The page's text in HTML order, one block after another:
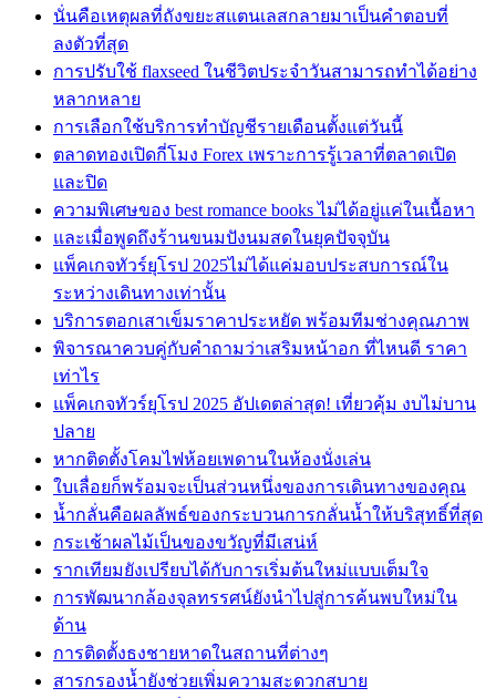
นั่นคือเหตุผลที่ถังขยะสแตนเลสกลายมาเป็นคำตอบที่
ลงตัวที่สุด
การปรับใช้ flaxseed ในชีวิตประจำวันสามารถทำได้อย่าง
หลากหลาย
การเลือกใช้บริการทำบัญชีรายเดือนตั้งแต่วันนี้
ตลาดทองเปิดกี่โมง Forex เพราะการรู้เวลาที่ตลาดเปิด
และปิด
ความพิเศษของ best romance books ไม่ได้อยู่แค่ในเนื้อหา
และเมื่อพูดถึงร้านขนมปังนมสดในยุคปัจจุบัน
แพ็คเกจทัวร์ยุโรป 2025ไม่ได้แค่มอบประสบการณ์ใน
ระหว่างเดินทางเท่านั้น
บริการตอกเสาเข็มราคาประหยัด พร้อมทีมช่างคุณภาพ
พิจารณาควบคู่กับคำถามว่าเสริมหน้าอก ที่ไหนดี ราคา
เท่าไร
แพ็คเกจทัวร์ยุโรป 2025 อัปเดตล่าสุด! เที่ยวคุ้ม งบไม่บาน
ปลาย
หากติดตั้งโคมไฟห้อยเพดานในห้องนั่งเล่น
ใบเลื่อยก็พร้อมจะเป็นส่วนหนึ่งของการเดินทางของคุณ
น้ำกลั่นคือผลลัพธ์ของกระบวนการกลั่นน้ำให้บริสุทธิ์ที่สุด
กระเช้าผลไม้เป็นของขวัญที่มีเสน่ห์
รากเทียมยังเปรียบได้กับการเริ่มต้นใหม่แบบเต็มใจ
การพัฒนากล้องจุลทรรศน์ยังนำไปสู่การค้นพบใหม่ใน
ด้าน
การติดตั้งธงชายหาดในสถานที่ต่างๆ
สารกรองน้ำยังช่วยเพิ่มความสะดวกสบาย